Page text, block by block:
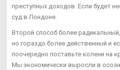
преступных доходов. Если будет
суд в Лондоне.
Второй способ более
но гораздо более действенный и
поочередно поставьте колени на
Мы экономически выросли в